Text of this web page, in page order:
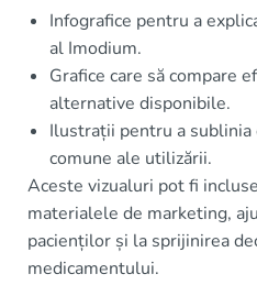
Infografice pentru a
al Imodium.
Grafice care să compare
alternative disponibile.
Ilustrații pentru a sublinia
comune ale utilizării.
Aceste vizualuri pot fi
materialele de marketing,
pacienților și la sprijinirea
medicamentului.